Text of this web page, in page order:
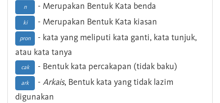
n - Merupakan Bentuk Kata benda
ki - Merupakan Bentuk Kata kiasan
pron
- kata yang meliputi kata ganti, kata tunjuk,
atau kata tanya
cak - Bentuk kata percakapan (tidak baku)
ark - Arkais, Bentuk kata yang tidak lazim
digunakan